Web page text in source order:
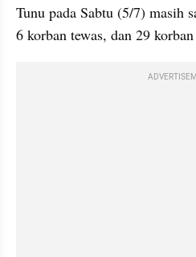
Tunu pada Sabtu (5/7) masih
6 korban tewas, dan 29